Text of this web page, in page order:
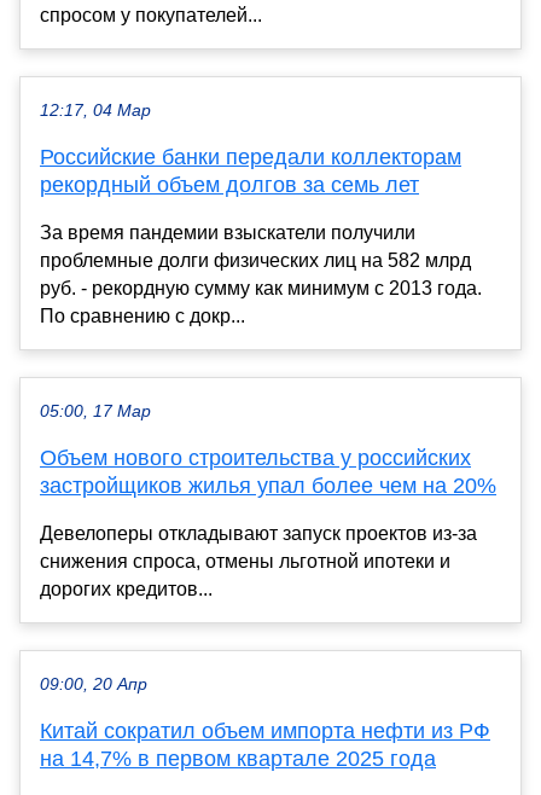
спросом у покупателей...
12:17, 04 Мар
Российские банки передали коллекторам
рекордный объем долгов за семь лет
За время пандемии взыскатели получили
проблемные долги физических лиц на 582 млрд
руб. - рекордную сумму как минимум с 2013 года.
По сравнению с докр...
05:00, 17 Мар
Объем нового строительства у российских
застройщиков жилья упал более чем на 20%
Девелоперы откладывают запуск проектов из-за
снижения спроса, отмены льготной ипотеки и
дорогих кредитов...
09:00, 20 Апр
Китай сократил объем импорта нефти из РФ
на 14,7% в первом квартале 2025 года